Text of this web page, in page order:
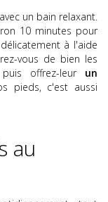
un bain relaxant.
10 minutes pour
à l'aide
vous de bien les
offrez-leur un
pieds, c'est aussi
au